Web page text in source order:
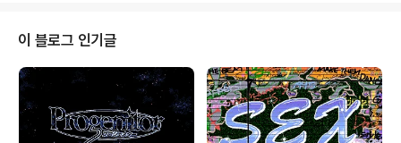
면이라든가 주인공과 사랑을 하게 되어 기뻐하는 여성의
해맑은 미소라든가 둘이 행복하게 사는 모습을 보여주는
것이 대부분입니다. 하지만, 드물게도 주인공과 사랑을 나
눈 결실로 여성이 임신 또는 출산 후의 장면으로 끝을 맺는
게임이 일부 있어 PC98용 게임을 대상으로 소개해 봅니
다. 01. Black Package(ブラックパ..
이 블로그 인기글